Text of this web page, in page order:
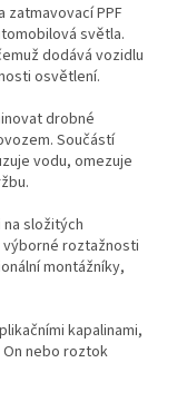
zatmavovací PPF
světla.
dodává vozidlu
osvětlení.
drobné
Součástí
vodu, omezuje
složitých
roztažnosti
montážníky,
kapalinami,
On nebo roztok